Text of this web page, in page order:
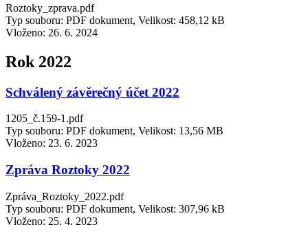
Roztoky_zprava.pdf
Typ souboru: PDF dokument, Velikost: 458,12 kB
Vloženo: 26. 6. 2024
Rok 2022
Schválený závěrečný účet 2022
1205_č.159-1.pdf
Typ souboru: PDF dokument, Velikost: 13,56 MB
Vloženo: 23. 6. 2023
Zpráva Roztoky 2022
Zpráva_Roztoky_2022.pdf
Typ souboru: PDF dokument, Velikost: 307,96 kB
Vloženo: 25. 4. 2023